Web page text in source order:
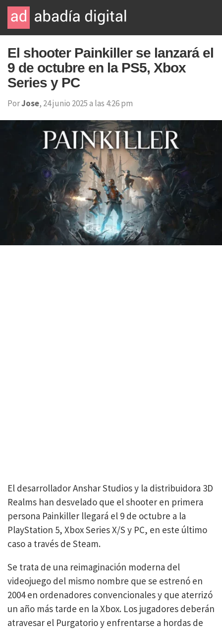
El shooter Painkiller se lanzará el
9 de octubre en la PS5, Xbox
Series y PC
PorJose, 24 junio 2025 a las 4:26 pm
El desarrollador Anshar Studios y la distribuidora 3D
Realms han desvelado que el shooter en primera
persona Painkiller llegará el 9 de octubre a la
PlayStation 5, Xbox Series X/S y PC, en este último
caso a través de Steam.
Se trata de una reimaginación moderna del
videojuego del mismo nombre que se estrenó en
2004 en ordenadores convencionales y que aterrizó
un año más tarde en la Xbox. Los jugadores deberán
atravesar el Purgatorio y enfrentarse a hordas de